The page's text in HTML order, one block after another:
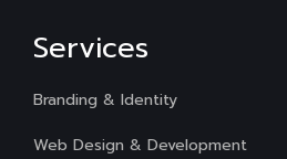
Services
Branding & Identity
Web Design & Development